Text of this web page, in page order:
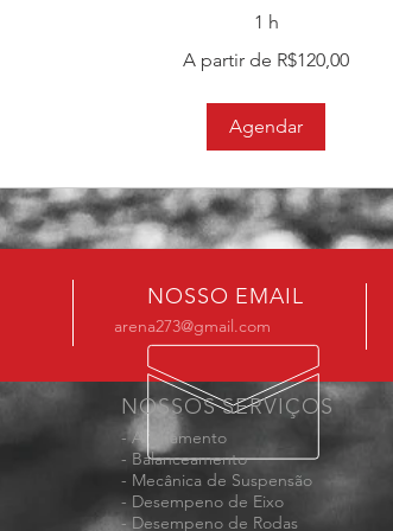
1 h
A partir de R$120,00
Agendar
NOSSO EMAIL
arena273@gmail.com
NOSSOS SERVIÇOS
- Alinhamento
- Balanceamento
- Mecânica de Suspensão
- Desempeno de Eixo
- Desempeno de Rodas